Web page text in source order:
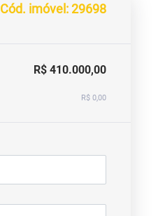
Cód. imóvel: 29698
R$ 410.000,00
R$ 0,00